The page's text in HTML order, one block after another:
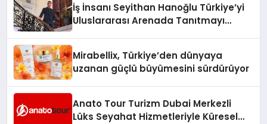
İş İnsanı Seyithan Hanoğlu Türkiye’yi
Uluslararası Arenada Tanıtmayı
Mirabellix, Türkiye’den dünyaya
uzanan güçlü büyümesini sürdürüyor
Anato Tour Turizm Dubai Merkezli
Lüks Seyahat Hizmetleriyle Küresel